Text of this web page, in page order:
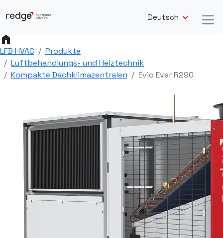
Deutsch
home
LFB HVAC
Produkte
Luftbehandlungs- und Heiztechnik
Kompakte Dachklimazentralen
Evio Ever R290